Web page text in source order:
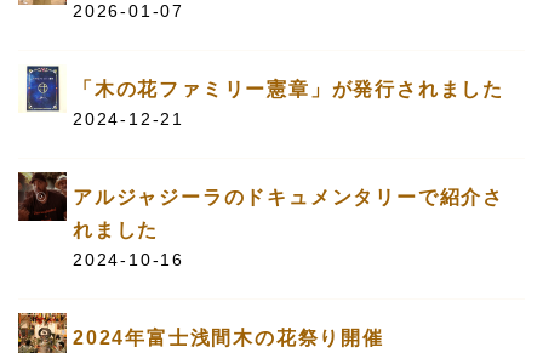
2026-01-07
「木の花ファミリー憲章」が発行されました
2024-12-21
アルジャジーラのドキュメンタリーで紹介さ
れました
2024-10-16
2024年富士浅間木の花祭り開催